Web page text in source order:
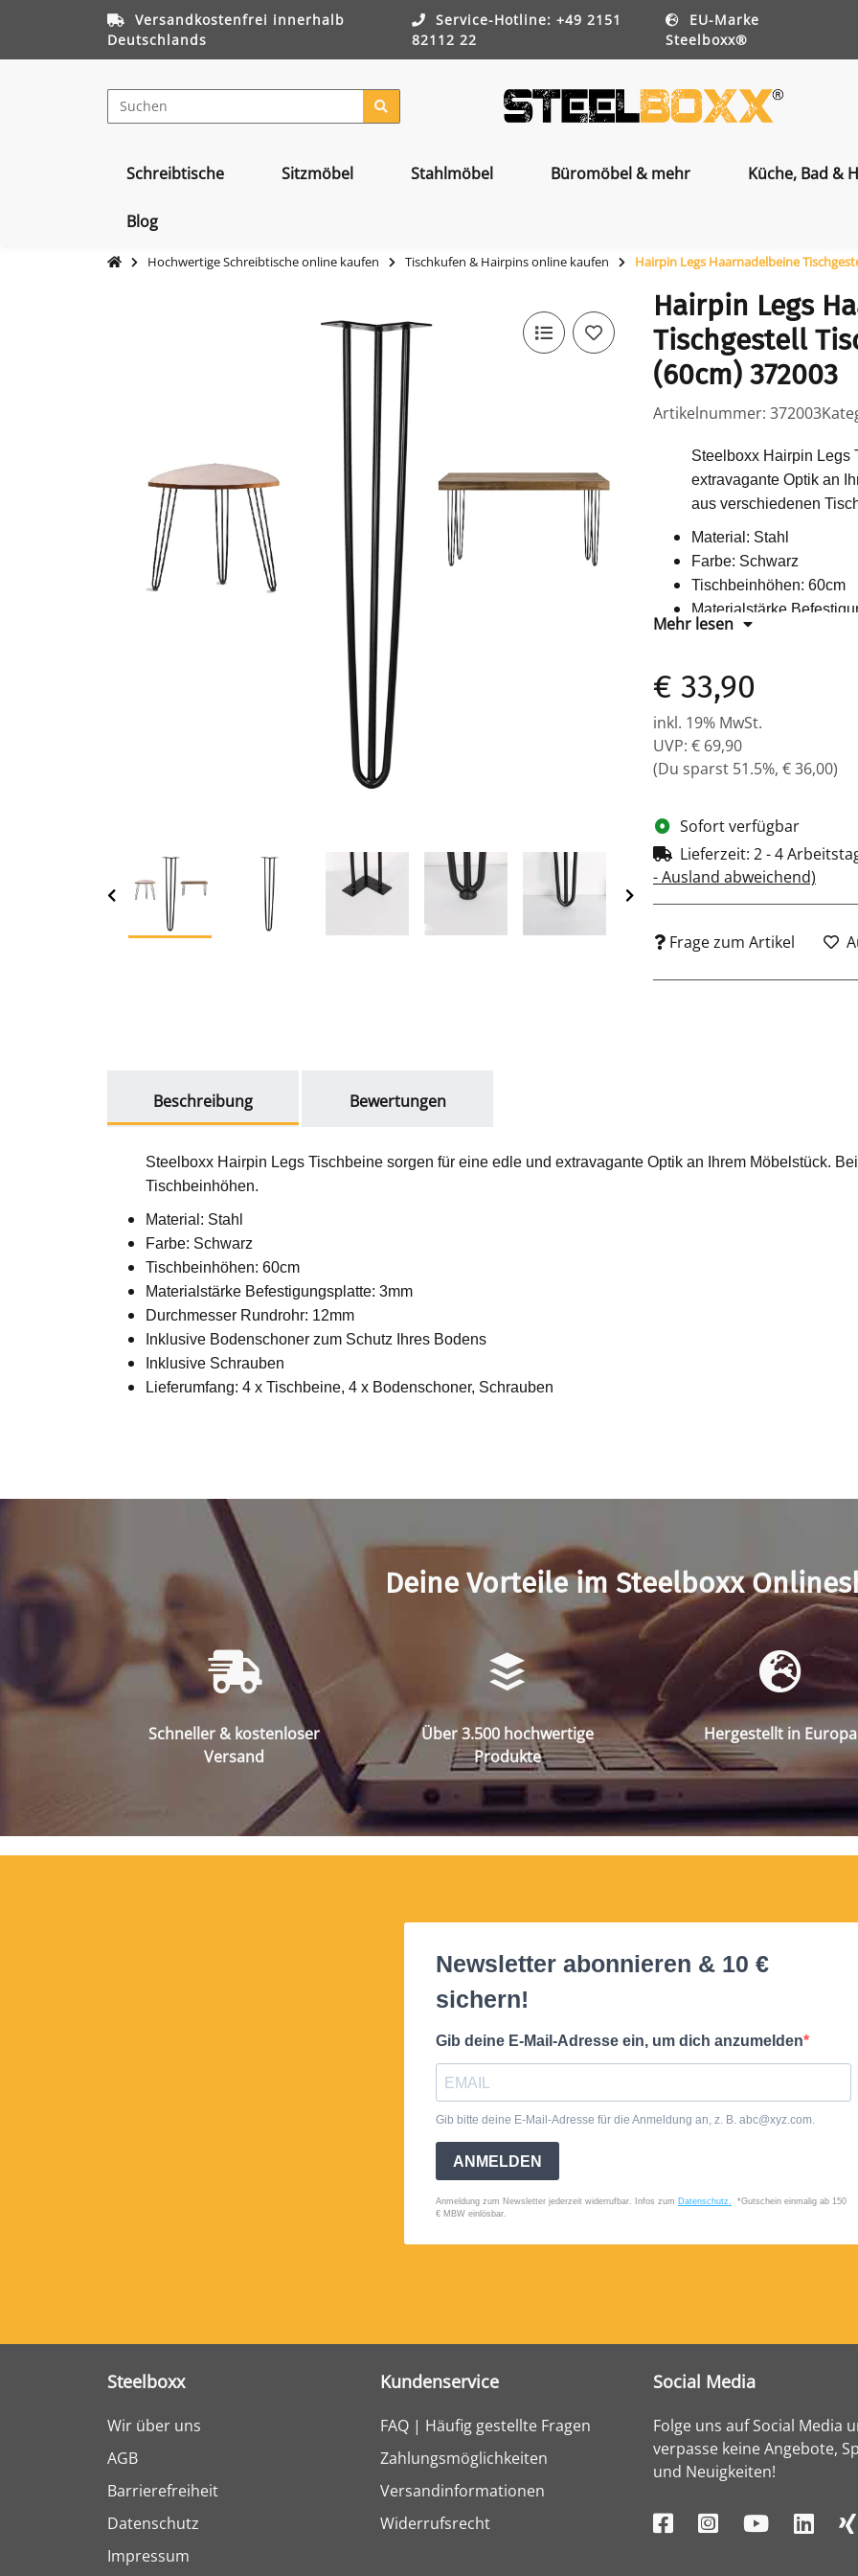
Versandkostenfrei innerhalb
Deutschlands
Service-Hotline: +49 2151
82112 22
EU-Marke
Steelboxx®
Schreibtische Sitzmöbel Stahlmöbel Büromöbel & mehr Küche, Bad &
Blog
Hochwertige Schreibtische online kaufen Tischkufen & Hairpins online kaufen Hairpin Legs Haarnadelbeine
Hairpin Legs
Tischgestell
(60cm) 372003
Artikelnummer: 372003
Steelboxx Hairpin Legs
extravagante Optik an
aus verschiedenen
Material: Stahl
Farbe: Schwarz
Tischbeinhöhen: 60cm
Materialstärke
Durchmesser
Inklusive Schrauben
Lieferumfang: 4 x
Mehr lesen
€ 33,90
inkl. 19% MwSt.
UVP: € 69,90
(Du sparst 51.5%, € 36,00)
Sofort verfügbar
Lieferzeit: 2 - 4
- Ausland abweichend)
Frage zum Artikel
Beschreibung
Bewertungen
Steelboxx Hairpin Legs Tischbeine sorgen für eine edle und extravagante Optik an Ihrem Möbelstück.
Tischbeinhöhen.
Material: Stahl
Farbe: Schwarz
Tischbeinhöhen: 60cm
Materialstärke Befestigungsplatte: 3mm
Durchmesser Rundrohr: 12mm
Inklusive Bodenschoner zum Schutz Ihres Bodens
Inklusive Schrauben
Lieferumfang: 4 x Tischbeine, 4 x Bodenschoner, Schrauben
Deine Vorteile im Steelboxx
Schneller & kostenloser
Versand
Über 3.500 hochwertige
Produkte
Hergestellt in Europa
Steelboxx
Wir über uns
AGB
Barrierefreiheit
Datenschutz
Impressum
Kundenservice
FAQ | Häufig gestellte Fragen
Zahlungsmöglichkeiten
Versandinformationen
Widerrufsrecht
Social Media
Folge uns auf Social Media
verpasse keine Angebote,
und Neuigkeiten!